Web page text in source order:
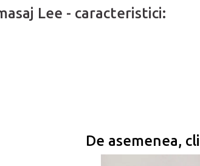
Lee - caracteristici:
De asemenea,